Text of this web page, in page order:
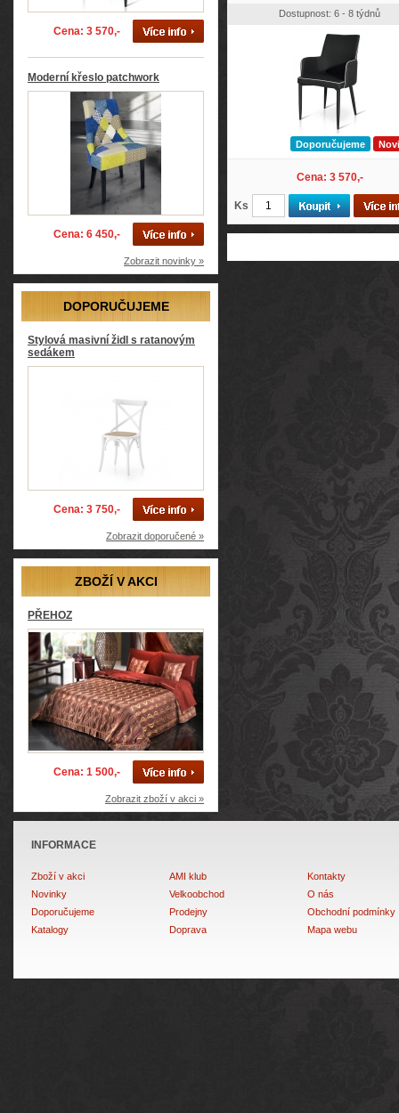
Cena: 3 570,-
Moderní křeslo patchwork
Cena: 6 450,-
Zobrazit novinky »
DOPORUČUJEME
Stylová masivní židl s ratanovým
sedákem
Cena: 3 750,-
Zobrazit doporučené »
ZBOŽÍ V AKCI
PŘEHOZ
Cena: 1 500,-
Zobrazit zboží v akci »
Dostupnost: 6 - 8 týdnů
Doporučujeme
Cena: 3 570,-
Ks
INFORMACE
Zboží v akci
Novinky
Doporučujeme
Katalogy
AMI klub
Velkoobchod
Prodejny
Doprava
Kontakty
O nás
Obchodní podmínky
Mapa webu